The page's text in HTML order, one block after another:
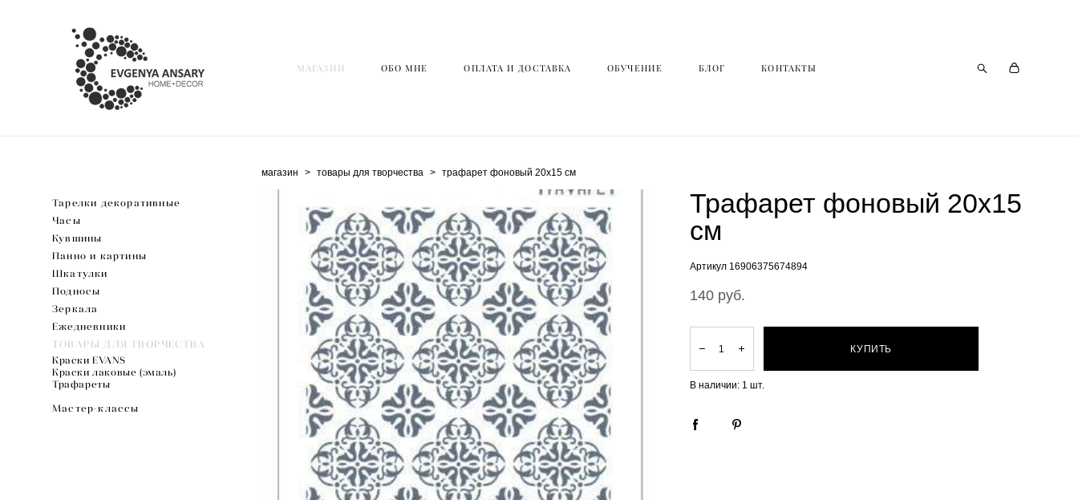
МАГАЗИН ОБО МНЕ ОПЛАТА И ДОСТАВКА ОБУЧЕНИЕ БЛОГ КОНТАКТЫ
МАГАЗИН ОБО МНЕ ОПЛАТА И ДОСТАВКА ОБУЧЕНИЕ БЛОГ КОНТАКТЫ
Тарелки декоративные
Часы
Кувшины
Панно и картины
Шкатулки
Подносы
Зеркала
Ежедневники
ТОВАРЫ ДЛЯ ТВОРЧЕСТВА
Краски EVANS
Краски лаковые (эмаль)
Трафареты
Мастер-классы
магазин > товары для творчества > трафарет фоновый 20х15 см
Трафарет фоновый 20х15
см
Артикул 16906375674894
140 pуб.
В наличии: 1 шт.
КУПИТЬ